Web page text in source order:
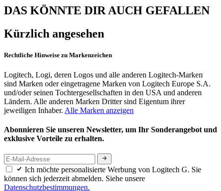
DAS KÖNNTE DIR AUCH GEFALLEN
Kürzlich angesehen
Rechtliche Hinweise zu Markenzeichen
Logitech, Logi, deren Logos und alle anderen Logitech-Marken
sind Marken oder eingetragene Marken von Logitech Europe S.A.
und/oder seinen Tochtergesellschaften in den USA und anderen
Ländern. Alle anderen Marken Dritter sind Eigentum ihrer
jeweiligen Inhaber. Alle Marken anzeigen
Abonnieren Sie unseren Newsletter, um Ihr Sonderangebot und
exklusive Vorteile zu erhalten.
Ich möchte personalisierte Werbung von Logitech G. Sie
können sich jederzeit abmelden. Siehe unsere
Datenschutzbestimmungen.